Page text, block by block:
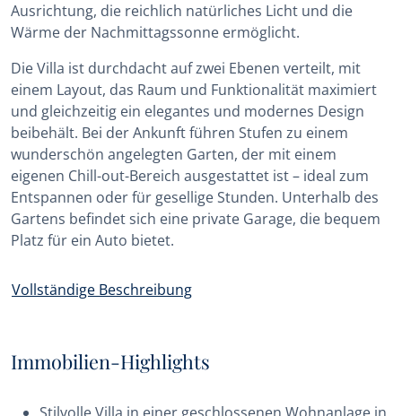
Ausrichtung, die reichlich natürliches Licht und die
Wärme der Nachmittagssonne ermöglicht.
Die Villa ist durchdacht auf zwei Ebenen verteilt, mit
einem Layout, das Raum und Funktionalität maximiert
und gleichzeitig ein elegantes und modernes Design
beibehält. Bei der Ankunft führen Stufen zu einem
wunderschön angelegten Garten, der mit einem
eigenen Chill-out-Bereich ausgestattet ist – ideal zum
Entspannen oder für gesellige Stunden. Unterhalb des
Gartens befindet sich eine private Garage, die bequem
Platz für ein Auto bietet.
Vollständige Beschreibung
Immobilien-Highlights